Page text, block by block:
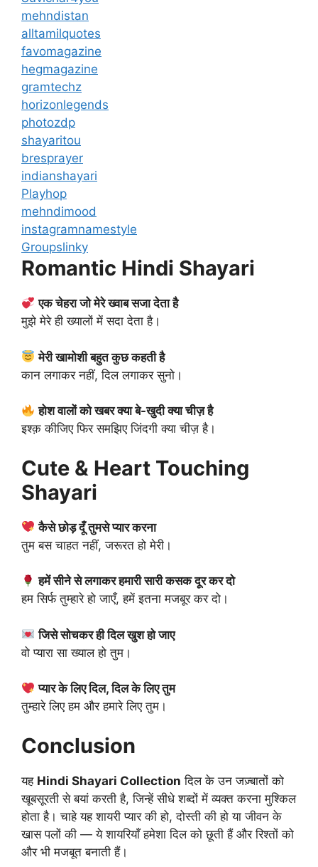
mehndistan
alltamilquotes
favomagazine
hegmagazine
gramtechz
horizonlegends
photozdp
shayaritou
bresprayer
indianshayari
Playhop
mehndimood
instagramnamestyle
Groupslinky
Romantic Hindi Shayari
एक चेहरा जो मेरे ख्वाब सजा देता है
मुझे मेरे ही ख्यालों में सदा देता है।
मेरी खामोशी बहुत कुछ कहती है
कान लगाकर नहीं, दिल लगाकर सुनो।
होश वालों को खबर क्या बे-खुदी क्या चीज़ है
इश्क़ कीजिए फिर समझिए जिंदगी क्या चीज़ है।
Cute & Heart Touching
Shayari
कैसे छोड़ दूँ तुमसे प्यार करना
तुम बस चाहत नहीं, जरूरत हो मेरी।
हमें सीने से लगाकर हमारी सारी कसक दूर कर दो
हम सिर्फ तुम्हारे हो जाएँ, हमें इतना मजबूर कर दो।
जिसे सोचकर ही दिल खुश हो जाए
वो प्यारा सा ख्याल हो तुम।
प्यार के लिए दिल, दिल के लिए तुम
तुम्हारे लिए हम और हमारे लिए तुम।
Conclusion
यह Hindi Shayari Collection दिल के उन जज़्बातों को
खूबसूरती से बयां करती है, जिन्हें सीधे शब्दों में व्यक्त करना मुश्किल
होता है। चाहे यह शायरी प्यार की हो, दोस्ती की हो या जीवन के
खास पलों की — ये शायरियाँ हमेशा दिल को छूती हैं और रिश्तों को
और भी मजबूत बनाती हैं।